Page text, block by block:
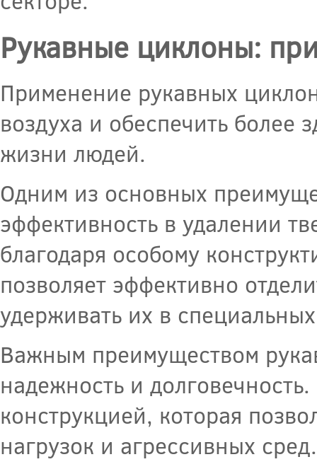
Рукавные циклоны:
Применение рукавных
воздуха и обеспечить более
жизни людей.
Одним из основных
эффективность в удалении
благодаря особому
позволяет эффективно
удерживать их в
Важным преимуществом
надежность и
конструкцией, которая
нагрузок и агрессивных сред.